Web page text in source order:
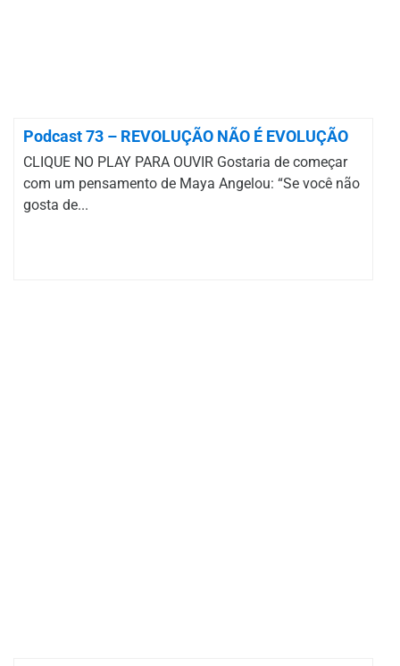
Podcast 73 – REVOLUÇÃO NÃO É EVOLUÇÃO
CLIQUE NO PLAY PARA OUVIR Gostaria de começar
com um pensamento de Maya Angelou: “Se você não
gosta de...